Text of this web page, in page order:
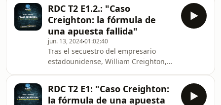
con las consecuencias que esto le
traería, terminó en u
hogar cuando decidieron vivir en Jacó,
una ciudad de playa en el pacífico de
Costa Rica. Ella, una mujer muy
activa y organizada, fue intermediaria
en la venta del pent-house ubicado
en el piso ocho, sin saber que en el
proceso les abrirían la puerta a las
personas
RDC T2 E1.2.: "Caso
Creighton: la fórmula de
una apuesta fallida"
jun. 13, 202401:02:40
Tras el secuestro del empresario
estadounidense, William Creighton,
a España. En este último país, la
Unidad Central Operativa de la
RDC T2 E1: "Caso Creighton:
la fórmula de una apuesta